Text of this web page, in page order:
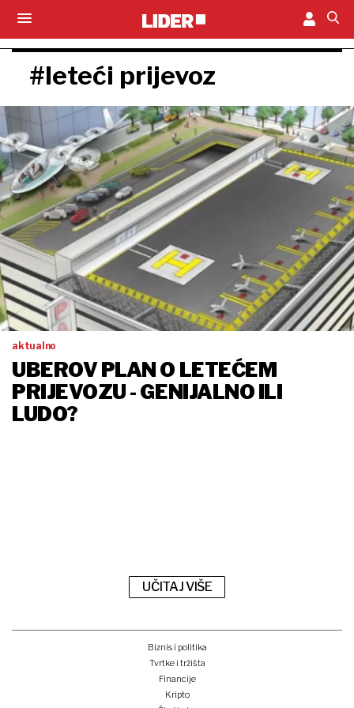
#leteći prijevoz
aktualno
UBEROV PLAN O LETEĆEM
PRIJEVOZU - GENIJALNO ILI
LUDO?
UČITAJ VIŠE
Biznis i politika
Tvrtke i tržišta
Financije
Kripto